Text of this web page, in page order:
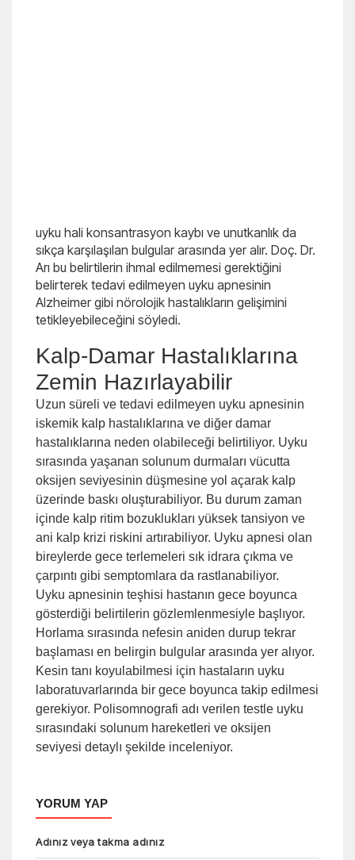
uyku hali konsantrasyon kaybı ve unutkanlık da
sıkça karşılaşılan bulgular arasında yer alır. Doç. Dr.
Arı bu belirtilerin ihmal edilmemesi gerektiğini
belirterek tedavi edilmeyen uyku apnesinin
Alzheimer gibi nörolojik hastalıkların gelişimini
tetikleyebileceğini söyledi.
Kalp-Damar Hastalıklarına
Zemin Hazırlayabilir
Uzun süreli ve tedavi edilmeyen uyku apnesinin
iskemik kalp hastalıklarına ve diğer damar
hastalıklarına neden olabileceği belirtiliyor. Uyku
sırasında yaşanan solunum durmaları vücutta
oksijen seviyesinin düşmesine yol açarak kalp
üzerinde baskı oluşturabiliyor. Bu durum zaman
içinde kalp ritim bozuklukları yüksek tansiyon ve
ani kalp krizi riskini artırabiliyor. Uyku apnesi olan
bireylerde gece terlemeleri sık idrara çıkma ve
çarpıntı gibi semptomlara da rastlanabiliyor.
Uyku apnesinin teşhisi hastanın gece boyunca
gösterdiği belirtilerin gözlemlenmesiyle başlıyor.
Horlama sırasında nefesin aniden durup tekrar
başlaması en belirgin bulgular arasında yer alıyor.
Kesin tanı koyulabilmesi için hastaların uyku
laboratuvarlarında bir gece boyunca takip edilmesi
gerekiyor. Polisomnografi adı verilen testle uyku
sırasındaki solunum hareketleri ve oksijen
seviyesi detaylı şekilde inceleniyor.
YORUM YAP
Adınız veya takma adınız